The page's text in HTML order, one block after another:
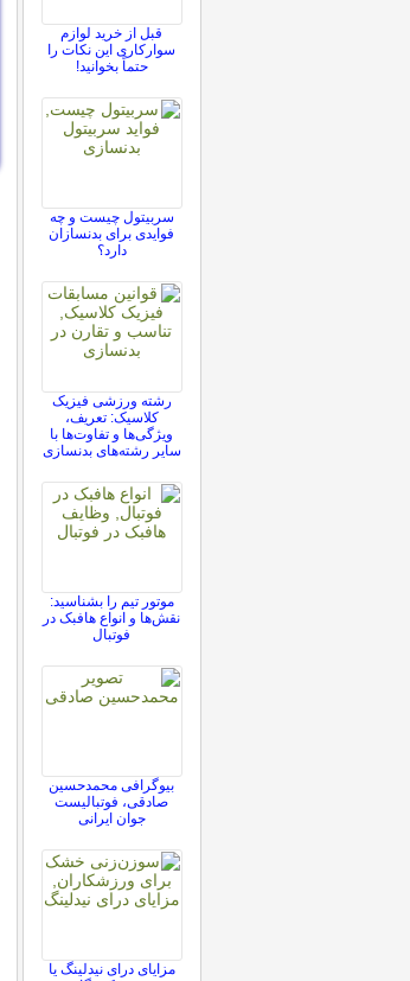
قبل از خرید لوازم
سوارکاری این نکات را
حتماً بخوانید!
سربیتول چیست و چه
فوایدی برای بدنسازان
دارد؟
رشته ورزشی فیزیک
کلاسیک: تعریف،
ویژگی‌ها و تفاوت‌ها با
سایر رشته‌های بدنسازی
موتور تیم را بشناسید:
نقش‌ها و انواع هافبک در
فوتبال
بیوگرافی محمدحسین
صادقی، فوتبالیست
جوان ایرانی
مزایای درای نیدلینگ یا